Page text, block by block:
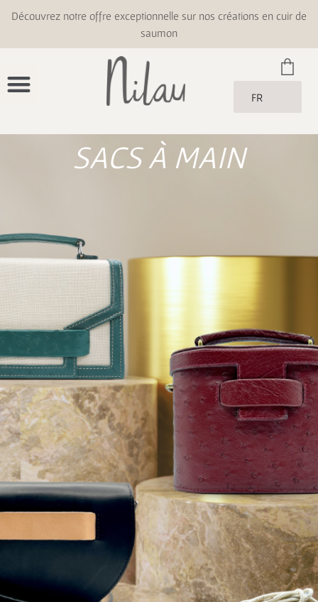
Découvrez notre offre exceptionnelle sur nos créations en cuir de
saumon
FR
SACS À MAIN